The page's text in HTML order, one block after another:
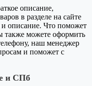
описание,
в разделе на сайте
и описание. Что поможет
также можете оформить
наш менеджер
и поможет с
и СПб